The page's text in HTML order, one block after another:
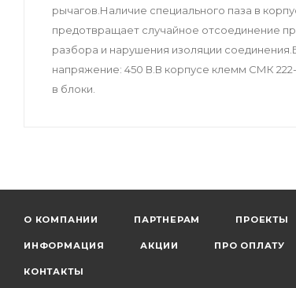
рычагов.Наличие специального паза в
предотвращает случайное отсоединение
разбора и нарушения изоляции
напряжение: 450 В.В корпусе клемм СМК
в блоки.
О КОМПАНИИ ПАРТНЕРАМ ПРОЕКТЫ
ИНФОРМАЦИЯ АКЦИИ ПРО ОПЛАТУ
КОНТАКТЫ